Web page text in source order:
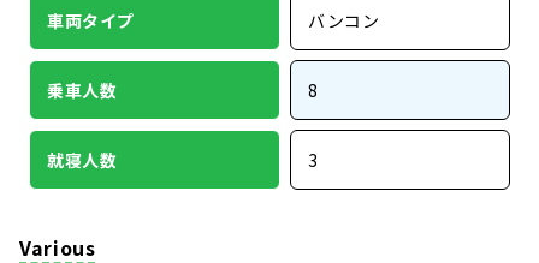
車両タイプ バンコン
乗車人数 8
就寝人数 3
Various